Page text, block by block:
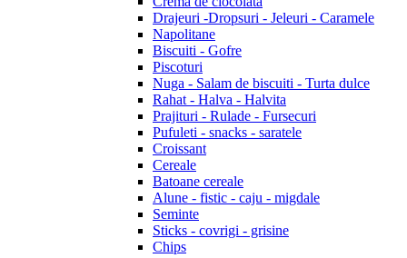
Drajeuri -Dropsuri - Jeleuri - Caramele
Napolitane
Biscuiti - Gofre
Piscoturi
Nuga - Salam de biscuiti - Turta dulce
Rahat - Halva - Halvita
Prajituri - Rulade - Fursecuri
Pufuleti - snacks - saratele
Croissant
Cereale
Batoane cereale
Alune - fistic - caju - migdale
Seminte
Sticks - covrigi - grisine
Chips